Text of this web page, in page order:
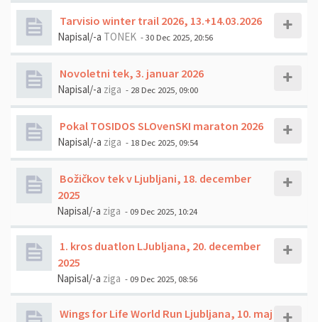
Tarvisio winter trail 2026, 13.+14.03.2026
Napisal/-a TONEK - 30 Dec 2025, 20:56
Novoletni tek, 3. januar 2026
Napisal/-a ziga - 28 Dec 2025, 09:00
Pokal TOSIDOS SLOvenSKI maraton 2026
Napisal/-a ziga - 18 Dec 2025, 09:54
Božičkov tek v Ljubljani, 18. december
2025
Napisal/-a ziga - 09 Dec 2025, 10:24
1. kros duatlon LJubljana, 20. december
2025
Napisal/-a ziga - 09 Dec 2025, 08:56
Wings for Life World Run Ljubljana, 10. maj